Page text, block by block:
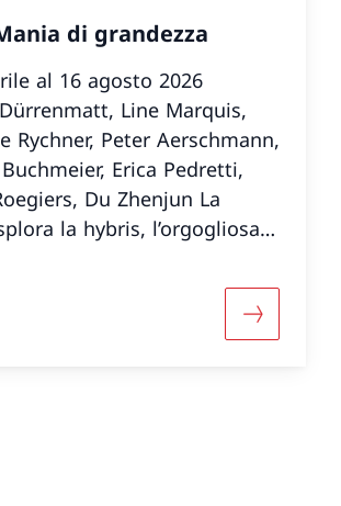
permanente «Friedrich
di grandezza
al 16 agosto 2026
Line Marquis,
Rychner, Peter Aerschmann,
Erica Pedretti,
Du Zhenjun La
la hybris, l’orgogliosa
Maggiori